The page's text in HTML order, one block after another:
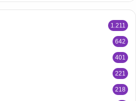
1.211
642
401
221
218